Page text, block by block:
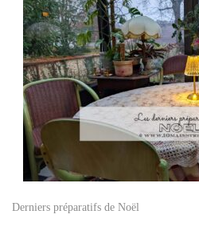
Derniers préparatifs de Noël